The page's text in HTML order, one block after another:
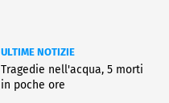
ULTIME NOTIZIE
Tragedie nell'acqua, 5 morti
in poche ore